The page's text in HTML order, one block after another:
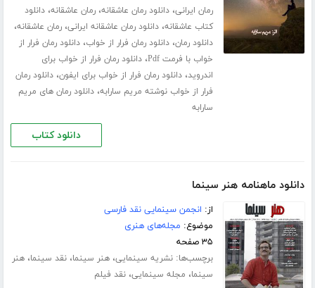
رمان ایرانی،دانلود رمان عاشقانه،رمان عاشقانه،دانلود
کتاب عاشقانه،دانلود رمان عاشقانه ایرانی،رمان عاشقانه،
دانلود رمان،دانلود رمان فرار از خواب،دانلود رمان فرار از
خواب با فرمت Pdf
،دانلود رمان فرار از خواب برای
اندروید،دانلود رمان فرار از خواب برای ایفون،دانلود رمان
فرار از خواب نوشته مریم سارابه،دانلود رمان های مریم
سارابه
دانلود کتاب
دانلود ماهنامه هنر سینما
از: انجمن سینمایی نقد فارسی
موضوع: مجله‌های هنری
۳۵ صفحه
برچسب‌ها:نشریه سینمایی،هنر سینما،نقد سینما،هنر
سینما، مجله سینمایی،نقد فیلم